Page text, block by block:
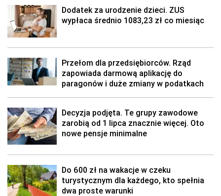
Dodatek za urodzenie dzieci. ZUS
wypłaca średnio 1083,23 zł co miesiąc
Przełom dla przedsiębiorców. Rząd
zapowiada darmową aplikację do
paragonów i duże zmiany w podatkach
Decyzja podjęta. Te grupy zawodowe
zarobią od 1 lipca znacznie więcej. Oto
nowe pensje minimalne
Do 600 zł na wakacje w czeku
turystycznym dla każdego, kto spełnia
dwa proste warunki